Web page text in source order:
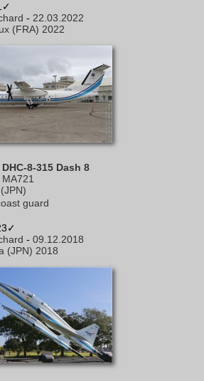
- 22.03.2022
(FRA) 2022
8-315 Dash 8
MA721
guard
- 09.12.2018
(JPN) 2018